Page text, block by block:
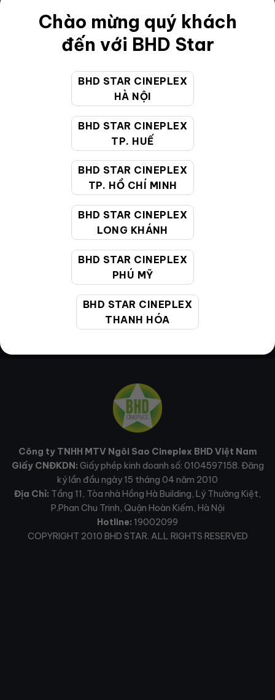
Chào mừng quý khách
đến với BHD Star
BHD STAR CINEPLEX
HÀ NỘI
BHD STAR CINEPLEX
TP. HUẾ
BHD STAR CINEPLEX
TP. HỒ CHÍ MINH
BHD STAR CINEPLEX
LONG KHÁNH
BHD STAR CINEPLEX
PHÚ MỸ
BHD STAR CINEPLEX
THANH HÓA
Điều khoản
Hướng dẫn đặt vé trực tuyến
Quy định và chính sách chung
Chính sách bảo vệ thông tin cá nhân của người tiêu
CHĂM SÓC KHÁCH HÀNG
19002099
Giờ làm việc: 9:00 - 22:00 (Tất cả các ngày bao
cskh@bhdstar.vn
Công ty TNHH MTV Ngôi Sao Cineplex BHD Việt Nam
Giấy CNĐKDN: Giấy phép kinh doanh số: 0104597158. Đăng
ký lần đầu ngày 15 tháng 04 năm 2010
Địa Chỉ: Tầng 11, Tòa nhà Hồng Hà Building, Lý Thường Kiệt,
P.Phan Chu Trinh, Quận Hoàn Kiếm, Hà Nội
Hotline: 19002099
COPYRIGHT 2010 BHD STAR. ALL RIGHTS RESERVED